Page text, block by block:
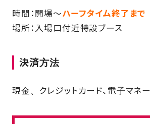
時間：開場～ハーフタイム終了まで
場所：入場口付近特設ブース
決済方法
現金、クレジットカード、電子マネー